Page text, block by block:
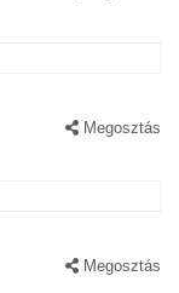
Megosztás
Megosztás